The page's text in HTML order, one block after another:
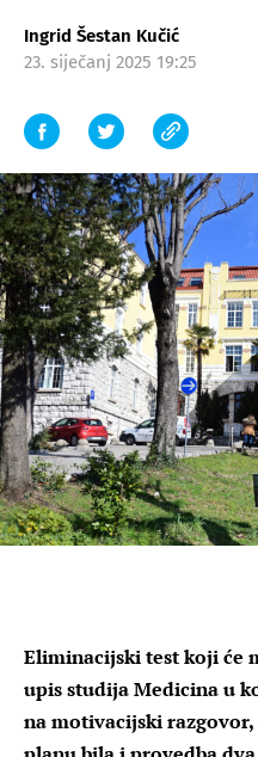
Ingrid Šestan Kučić
23. siječanj 2025 19:25
Eliminacijski test koji će
upis studija Medicina u
na motivacijski